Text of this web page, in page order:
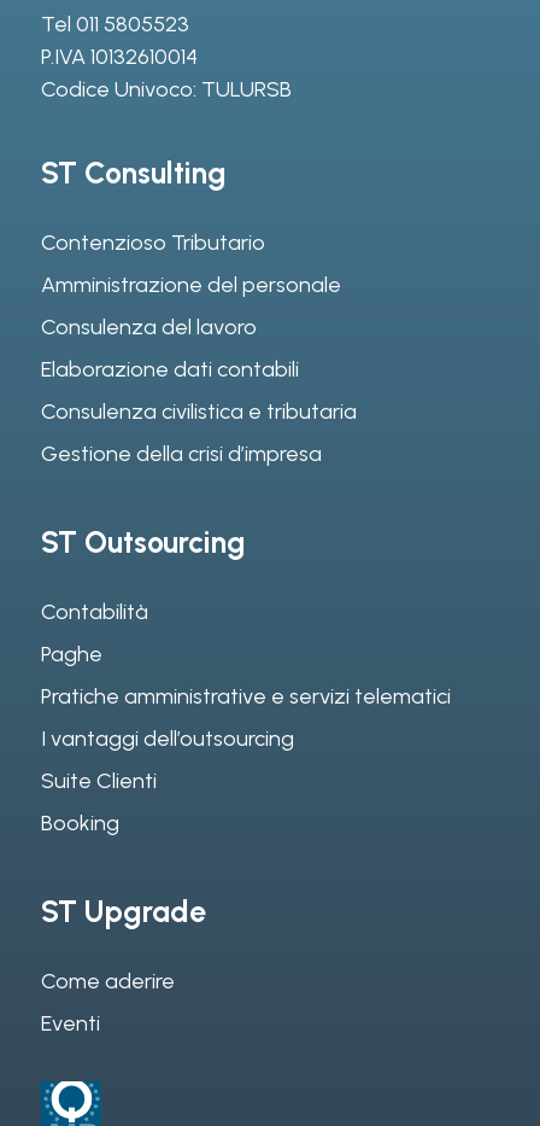
Tel 011 5805523
P.IVA 10132610014
Codice Univoco: TULURSB
ST Consulting
Contenzioso Tributario
Amministrazione del personale
Consulenza del lavoro
Elaborazione dati contabili
Consulenza civilistica e tributaria
Gestione della crisi d’impresa
ST Outsourcing
Contabilità
Paghe
Pratiche amministrative e servizi telematici
I vantaggi dell’outsourcing
Suite Clienti
Booking
ST Upgrade
Come aderire
Eventi